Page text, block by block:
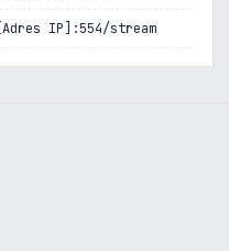
IP]:554/stream